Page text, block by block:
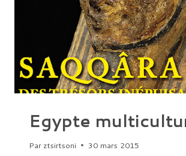
Egypte
Par ztsirtsoni 30 mars 2015